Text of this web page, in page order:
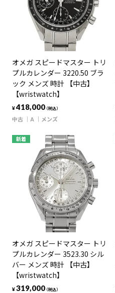
オメガ スピードマスター トリ
プルカレンダー 3220.50 ブラ
ック メンズ 時計 【中古】
【wristwatch】
¥418,000（税込）
中古 A メンズ
新着
オメガ スピードマスター トリ
プルカレンダー 3523.30 シル
バー メンズ 時計 【中古】
【wristwatch】
¥319,000（税込）